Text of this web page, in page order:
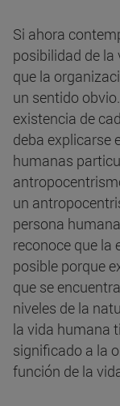
Si ahora
posibilidad de
que la
un sentido
existencia de
deba explicarse
humanas
un
persona
reconoce que la
posible porque
que se
niveles de la
la vida humana
significado a la
función de la